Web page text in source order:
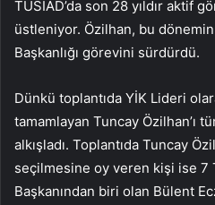
TÜSİAD’da son 28 yıldır aktif
üstleniyor. Özilhan, bu dönemin
Başkanlığı görevini sürdürdü.
Dünkü toplantıda YİK Lideri
tamamlayan Tuncay Özilhan’ı
alkışladı. Toplantıda Tuncay
seçilmesine oy veren kişi ise 7
Başkanından biri olan Bülent